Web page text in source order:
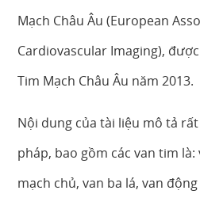
Mạch Châu Âu (European
Cardiovascular Imaging),
Tim Mạch Châu Âu năm 2013.
Nội dung của tài liệu mô tả
pháp, bao gồm các van tim
mạch chủ, van ba lá, van